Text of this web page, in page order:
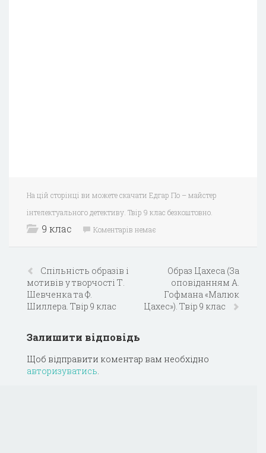
На цій сторінці ви можете скачати Едгар По – майстер
інтелектуального детективу. Твір 9 клас безкоштовно.
9 клас Коментарів немає
Спільність образів і
мотивів у творчості Т.
Шевченка та Ф.
Шиллера. Твір 9 клас
Образ Цахеса (За
оповіданням А.
Гофмана «Малюк
Цахес»). Твір 9 клас
Залишити відповідь
Щоб відправити коментар вам необхідно
авторизуватись.